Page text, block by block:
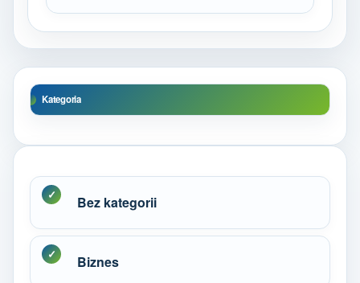
Kategoria
Bez kategorii
Biznes